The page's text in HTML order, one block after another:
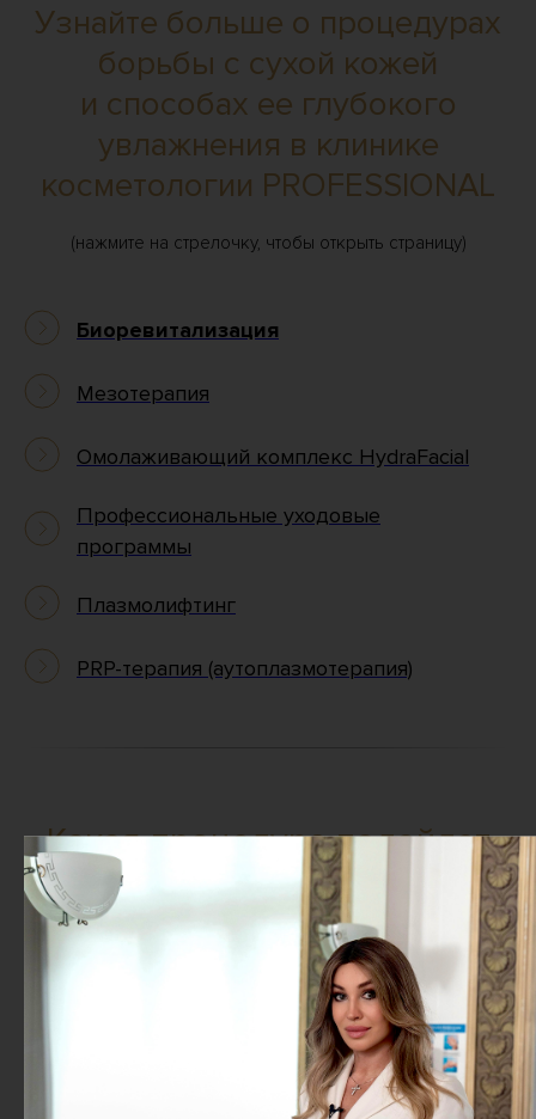
Узнайте больше о процедурах
борьбы с сухой кожей
и способах ее глубокого
увлажнения в клинике
косметологии PROFESSIONAL
(нажмите на стрелочку, чтобы открыть страницу)
Биоревитализация
Мезотерапия
Омолаживающий комплекс HydraFacial
Профессиональные уходовые
программы
Плазмолифтинг
PRP-терапия (аутоплазмотерапия)
Какая процедура подойдет
именно вам?
Высококвалифицированные специалисты
международного уровня в клинике
косметологии PROFESSIONAL подбирают для
каждого пациента индивидуальную программу,
которая может сочетать как несколько видов
процедур, так и состоять только из курса